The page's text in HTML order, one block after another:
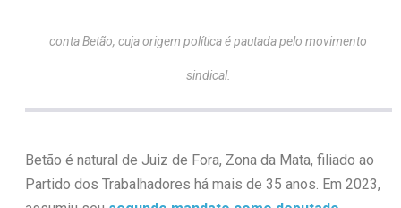
conta Betão, cuja origem política é pautada pelo movimento
sindical.
Betão é natural de Juiz de Fora, Zona da Mata, filiado ao
Partido dos Trabalhadores há mais de 35 anos. Em 2023,